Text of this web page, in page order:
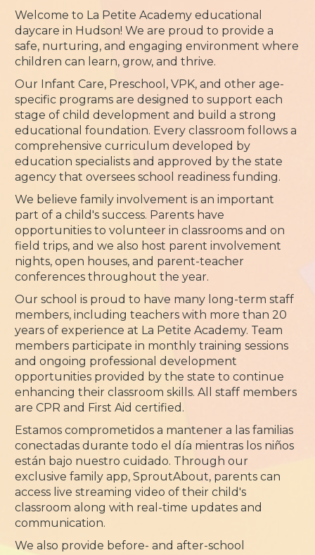
Welcome to La Petite Academy educational
daycare in Hudson! We are proud to provide a
safe, nurturing, and engaging environment where
children can learn, grow, and thrive.
Our Infant Care, Preschool, VPK, and other age-
specific programs are designed to support each
stage of child development and build a strong
educational foundation. Every classroom follows a
comprehensive curriculum developed by
education specialists and approved by the state
agency that oversees school readiness funding.
We believe family involvement is an important
part of a child's success. Parents have
opportunities to volunteer in classrooms and on
field trips, and we also host parent involvement
nights, open houses, and parent-teacher
conferences throughout the year.
Our school is proud to have many long-term staff
members, including teachers with more than 20
years of experience at La Petite Academy. Team
members participate in monthly training sessions
and ongoing professional development
opportunities provided by the state to continue
enhancing their classroom skills. All staff members
are CPR and First Aid certified.
Estamos comprometidos a mantener a las familias
conectadas durante todo el día mientras los niños
están bajo nuestro cuidado. Through our
exclusive family app, SproutAbout, parents can
access live streaming video of their child's
classroom along with real-time updates and
communication.
We also provide before- and after-school